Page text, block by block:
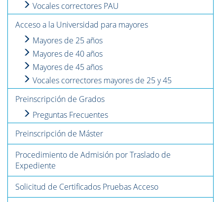
Vocales correctores PAU
Acceso a la Universidad para mayores
Mayores de 25 años
Mayores de 40 años
Mayores de 45 años
Vocales correctores mayores de 25 y 45
Preinscripción de Grados
Preguntas Frecuentes
Preinscripción de Máster
Procedimiento de Admisión por Traslado de
Expediente
Solicitud de Certificados Pruebas Acceso